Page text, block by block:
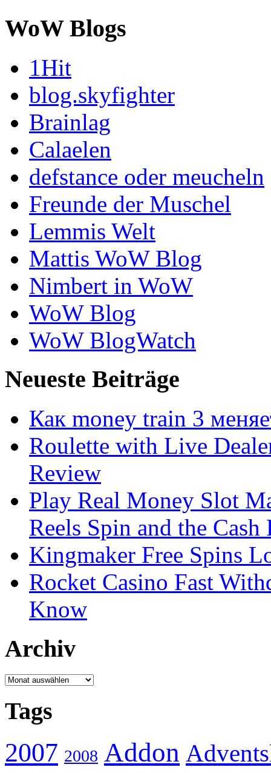
WoW Blogs
1Hit
blog.skyfighter
Brainlag
Calaelen
defstance oder meucheln
Freunde der Muschel
Lemmis Welt
Mattis WoW Blog
Nimbert in WoW
WoW Blog
WoW BlogWatch
Neueste Beiträge
Как money train 3
Roulette with Live
Review
Play Real Money Slot
Reels Spin and the Cash
Kingmaker Free Spins
Rocket Casino Fast
Know
Archiv
Archiv
Tags
2007 2008 Addon